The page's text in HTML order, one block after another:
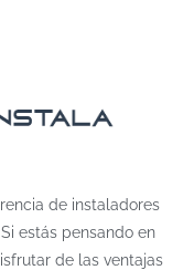
de instaladores
estás pensando en
de las ventajas